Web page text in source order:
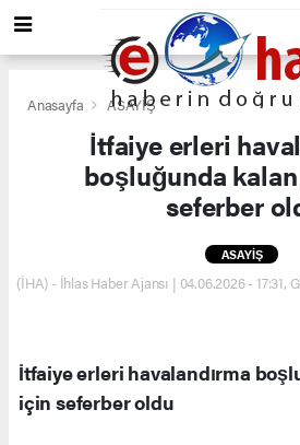
Anasayfa ASAYİŞ
İtfaiye erleri
boşluğunda
seferber
ASAYİŞ
(İHA) - İhlas Haber Ajansı | 04.06.2026 - 17:31,
İtfaiye erleri havalandırma
için seferber oldu